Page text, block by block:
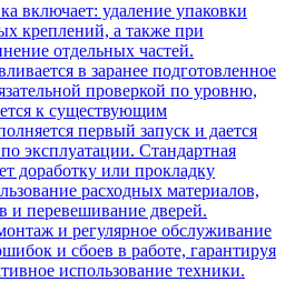
включает: удаление упаковки
креплений, а также при
отдельных частей.
в заранее подготовленное
проверкой по уровню,
к существующим
первый запуск и дается
эксплуатации. Стандартная
доработку или прокладку
расходных материалов,
и перевешивание дверей.
и регулярное обслуживание
и сбоев в работе, гарантируя
использование техники.